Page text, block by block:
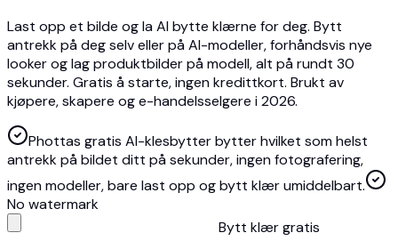
Last opp et bilde og la AI bytte klærne for deg. Bytt
antrekk på deg selv eller på AI-modeller, forhåndsvis nye
looker og lag produktbilder på modell, alt på rundt 30
sekunder. Gratis å starte, ingen kredittkort. Brukt av
kjøpere, skapere og e-handelsselgere i 2026.
Phottas gratis AI-klesbytter bytter hvilket som helst
antrekk på bildet ditt på sekunder, ingen fotografering,
ingen modeller, bare last opp og bytt klær umiddelbart.
No watermark
Bytt klær gratis